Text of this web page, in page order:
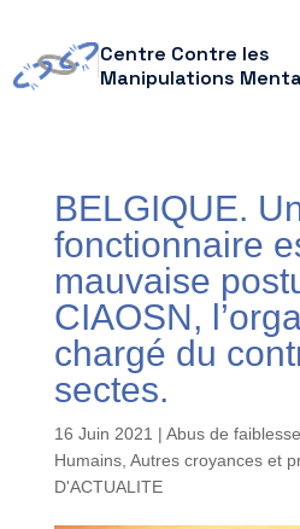
Centre Contre les
Manipulations
BELGIQUE.
fonctionnaire
mauvaise
CIAOSN,
chargé du
sectes.
16 Juin 2021 | Abus de faiblesse
Humains, Autres croyances et
D'ACTUALITE